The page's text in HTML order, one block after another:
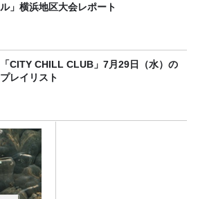
ル」横浜地区大会レポート
「CITY CHILL CLUB」7月29日（水）の
プレイリスト